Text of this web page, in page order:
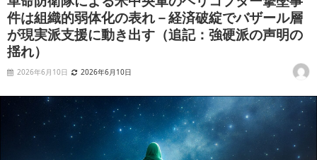
件は組織的弱体化の表れ－経済破綻でバザール層
が現実派支援に動き出す（追記：強硬派の声明の
揺れ）
2026年6月10日 2026年6月10日